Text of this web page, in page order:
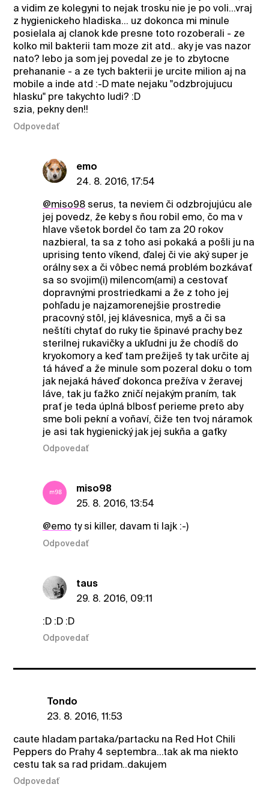
a vidim ze kolegyni to nejak trosku nie je po voli...vraj
z hygienickeho hladiska... uz dokonca mi minule
posielala aj clanok kde presne toto rozoberali - ze
kolko mil bakterii tam moze zit atd.. aky je vas nazor
nato? lebo ja som jej povedal ze je to zbytocne
prehananie - a ze tych bakterii je urcite milion aj na
mobile a inde atd :-D mate nejaku "odzbrojujucu
hlasku" pre takychto ludi? :D
szia, pekny den!!
Odpovedať
emo
24. 8. 2016, 17:54
@miso98serus, ta neviem či odzbrojujúcu ale
jej povedz, že keby s ňou robil emo, čo ma v
hlave všetok bordel čo tam za 20 rokov
nazbieral, ta sa z toho asi pokaká a pošli ju na
uprising tento víkend, ďalej či vie aký super je
orálny sex a či vôbec nemá problém bozkávať
sa so svojim(i) milencom(ami) a cestovať
dopravnými prostriedkami a že z toho jej
pohľadu je najzamorenejšie prostredie
pracovný stôl, jej klávesnica, myš a či sa
neštíti chytať do ruky tie špinavé prachy bez
sterilnej rukavičky a ukľudni ju že chodíš do
kryokomory a keď tam prežiješ ty tak určite aj
tá háveď a že minule som pozeral doku o tom
jak nejaká háveď dokonca prežíva v žeravej
láve, tak ju ťažko zničí nejakým praním, tak
prať je teda úplná blbosť perieme preto aby
sme boli pekní a voňaví, čiže ten tvoj náramok
je asi tak hygienický jak jej sukňa a gaťky
Odpovedať
miso98
25. 8. 2016, 13:54
@emo ty si killer, davam ti lajk :-)
Odpovedať
taus
29. 8. 2016, 09:11
:D :D :D
Odpovedať
Tondo
23. 8. 2016, 11:53
caute hladam partaka/partacku na Red Hot Chili
Peppers do Prahy 4 septembra...tak ak ma niekto
cestu tak sa rad pridam..dakujem
Odpovedať